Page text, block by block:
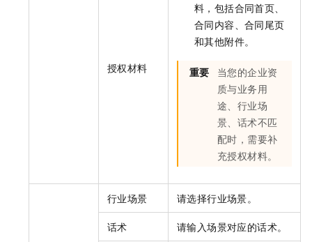
授权材料
料，包括合同首页、
合同内容、合同尾页
和其他附件。
重要
当您的企业资
质与业务用
途、行业场
景、话术不匹
配时，需要补
充授权材料。
行业场景 请选择行业场景。
话术 请输入场景对应的话术。